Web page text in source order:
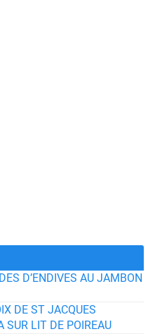
D’ENDIVES AU JAMBON
DE ST JACQUES
SUR LIT DE POIREAU